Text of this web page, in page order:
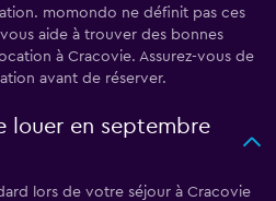
momondo ne définit pas ces
aide à trouver des bonnes
à Cracovie. Assurez-vous de
avant de réserver.
louer en septembre
lors de votre séjour à Cracovie